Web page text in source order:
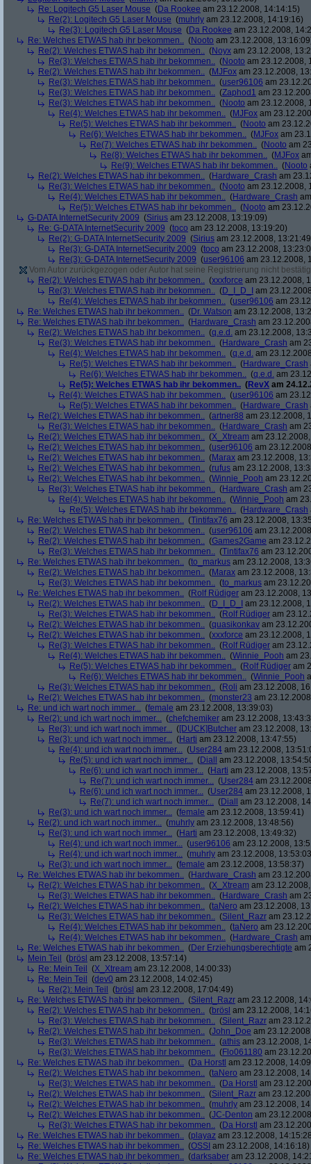
Re: Logitech G5 Laser Mouse (Da Rookee am 23.12.2008, 14:14:15)
Re(2): Logitech G5 Laser Mouse (muhrly am 23.12.2008, 14:19:16)
Re(3): Logitech G5 Laser Mouse (Da Rookee am 23.12.2008,
Re: Welches ETWAS hab ihr bekommen.. (Nooto am 23.12.2008,
Re(2): Welches ETWAS hab ihr bekommen.. (Noyx am 23.12.2008,
Re(3): Welches ETWAS hab ihr bekommen.. (Nooto am 23.12.2008,
Re(2): Welches ETWAS hab ihr bekommen.. (MJFox am 23.12.2008,
Re(3): Welches ETWAS hab ihr bekommen.. (user96106 am
Re(3): Welches ETWAS hab ihr bekommen.. (Zaphod1 am
Re(3): Welches ETWAS hab ihr bekommen.. (Nooto am 23.12.2008,
Re(4): Welches ETWAS hab ihr bekommen.. (MJFox am
Re(5): Welches ETWAS hab ihr bekommen.. (Nooto am
Re(6): Welches ETWAS hab ihr bekommen.. (MJFox am
Re(7): Welches ETWAS hab ihr bekommen.. (Nooto am
Re(8): Welches ETWAS hab ihr bekommen.. (MJFox
Re(9): Welches ETWAS hab ihr bekommen.. (Nooto
Re(2): Welches ETWAS hab ihr bekommen.. (Hardware_Crash am
Re(3): Welches ETWAS hab ihr bekommen.. (Nooto am 23.12.2008,
Re(4): Welches ETWAS hab ihr bekommen.. (Hardware_Crash
Re(5): Welches ETWAS hab ihr bekommen.. (Nooto am
G-DATA InternetSecurity 2009 (Sirius am 23.12.2008, 13:19:09)
Re: G-DATA InternetSecurity 2009 (toco am 23.12.2008, 13:19:20)
Re(2): G-DATA InternetSecurity 2009 (Sirius am 23.12.2008,
Re(3): G-DATA InternetSecurity 2009 (toco am 23.12.2008,
Re(3): G-DATA InternetSecurity 2009 (user96106 am 23.12.2008,
Vom Autor zurückgezogen oder Autor hat seine Registrierung nicht
Re(2): Welches ETWAS hab ihr bekommen.. (xxxforce am 23.12.2008,
Re(3): Welches ETWAS hab ihr bekommen.. (D_I_D_I
am
Re(4): Welches ETWAS hab ihr bekommen.. (user96106 am
Re: Welches ETWAS hab ihr bekommen.. (Dr. Watson am 23.12.2008,
Re: Welches ETWAS hab ihr bekommen.. (Hardware_Crash am
Re(2): Welches ETWAS hab ihr bekommen.. (q.e.d. am 23.12.2008,
Re(3): Welches ETWAS hab ihr bekommen.. (Hardware_Crash am
Re(4): Welches ETWAS hab ihr bekommen.. (q.e.d. am
Re(5): Welches ETWAS hab ihr bekommen.. (Hardware_Crash
Re(6): Welches ETWAS hab ihr bekommen.. (q.e.d. am
Re(5): Welches ETWAS hab ihr bekommen.. (RevX am
Re(4): Welches ETWAS hab ihr bekommen.. (user96106 am
Re(5): Welches ETWAS hab ihr bekommen.. (Hardware_Crash
Re(2): Welches ETWAS hab ihr bekommen.. (artner88 am 23.12.2008,
Re(3): Welches ETWAS hab ihr bekommen.. (Hardware_Crash am
Re(2): Welches ETWAS hab ihr bekommen.. (X_Xtream am
Re(2): Welches ETWAS hab ihr bekommen.. (user96106 am
Re(2): Welches ETWAS hab ihr bekommen.. (Marax am 23.12.2008,
Re(2): Welches ETWAS hab ihr bekommen.. (rufus am 23.12.2008,
Re(2): Welches ETWAS hab ihr bekommen.. (Winnie_Pooh am
Re(3): Welches ETWAS hab ihr bekommen.. (Hardware_Crash am
Re(4): Welches ETWAS hab ihr bekommen.. (Winnie_Pooh am
Re(5): Welches ETWAS hab ihr bekommen.. (Hardware_Crash
Re: Welches ETWAS hab ihr bekommen.. (Tintifax76 am 23.12.2008,
Re(2): Welches ETWAS hab ihr bekommen.. (user96106 am
Re(2): Welches ETWAS hab ihr bekommen.. (Games2Game am
Re(3): Welches ETWAS hab ihr bekommen.. (Tintifax76 am
Re: Welches ETWAS hab ihr bekommen.. (to_markus am 23.12.2008,
Re(2): Welches ETWAS hab ihr bekommen.. (Marax am 23.12.2008,
Re(3): Welches ETWAS hab ihr bekommen.. (to_markus am
Re: Welches ETWAS hab ihr bekommen.. (Rolf Rüdiger am 23.12.2008,
Re(2): Welches ETWAS hab ihr bekommen.. (D_I_D_I
am 23.12.2008,
Re(3): Welches ETWAS hab ihr bekommen.. (Rolf Rüdiger am
Re(2): Welches ETWAS hab ihr bekommen.. (quasikonkav am
Re(2): Welches ETWAS hab ihr bekommen.. (xxxforce am 23.12.2008,
Re(3): Welches ETWAS hab ihr bekommen.. (Rolf Rüdiger am
Re(4): Welches ETWAS hab ihr bekommen.. (Winnie_Pooh am
Re(5): Welches ETWAS hab ihr bekommen.. (Rolf Rüdiger am
Re(6): Welches ETWAS hab ihr bekommen.. (Winnie_Pooh
Re(3): Welches ETWAS hab ihr bekommen.. (Roli am 23.12.2008,
Re(2): Welches ETWAS hab ihr bekommen.. (monster23 am
Re: und ich wart noch immer... (female am 23.12.2008, 13:39:03)
Re(2): und ich wart noch immer... (chefchemiker am 23.12.2008,
Re(3): und ich wart noch immer... ([DUCK]Butcher am 23.12.2008,
Re(3): und ich wart noch immer... (Harti am 23.12.2008, 13:47:55)
Re(4): und ich wart noch immer... (User284 am 23.12.2008,
Re(5): und ich wart noch immer... (Diall
am 23.12.2008,
Re(6): und ich wart noch immer... (Harti am 23.12.2008,
Re(7): und ich wart noch immer... (User284 am
Re(6): und ich wart noch immer... (User284 am 23.12.2008,
Re(7): und ich wart noch immer... (Diall
am 23.12.2008,
Re(3): und ich wart noch immer... (female am 23.12.2008, 13:59:41)
Re(2): und ich wart noch immer... (muhrly am 23.12.2008, 13:48:56)
Re(3): und ich wart noch immer... (Harti am 23.12.2008, 13:49:32)
Re(4): und ich wart noch immer... (user96106 am 23.12.2008,
Re(4): und ich wart noch immer... (muhrly am 23.12.2008,
Re(3): und ich wart noch immer... (female am 23.12.2008, 13:58:37)
Re: Welches ETWAS hab ihr bekommen.. (Hardware_Crash am
Re(2): Welches ETWAS hab ihr bekommen.. (X_Xtream am
Re(3): Welches ETWAS hab ihr bekommen.. (Hardware_Crash am
Re(2): Welches ETWAS hab ihr bekommen.. (taNero am 23.12.2008,
Re(3): Welches ETWAS hab ihr bekommen.. (Silent_Razr am
Re(4): Welches ETWAS hab ihr bekommen.. (taNero am
Re(4): Welches ETWAS hab ihr bekommen.. (Hardware_Crash
Re: Welches ETWAS hab ihr bekommen.. (Der Erziehungsberechtigte am
Mein Teil
(brösl am 23.12.2008, 13:57:14)
Re: Mein Teil
(X_Xtream am 23.12.2008, 14:00:33)
Re: Mein Teil
(dev0 am 23.12.2008, 14:02:45)
Re(2): Mein Teil
(brösl am 23.12.2008, 17:04:49)
Re: Welches ETWAS hab ihr bekommen.. (Silent_Razr am 23.12.2008,
Re(2): Welches ETWAS hab ihr bekommen.. (brösl am 23.12.2008,
Re(3): Welches ETWAS hab ihr bekommen.. (Silent_Razr am
Re(2): Welches ETWAS hab ihr bekommen.. (John_Doe am
Re(3): Welches ETWAS hab ihr bekommen.. (athis am 23.12.2008,
Re(3): Welches ETWAS hab ihr bekommen.. (Flo061180 am
Re: Welches ETWAS hab ihr bekommen.. (Da Horstl am 23.12.2008,
Re(2): Welches ETWAS hab ihr bekommen.. (taNero am 23.12.2008,
Re(3): Welches ETWAS hab ihr bekommen.. (Da Horstl am
Re(2): Welches ETWAS hab ihr bekommen.. (Silent_Razr am
Re(2): Welches ETWAS hab ihr bekommen.. (muhrly am 23.12.2008,
Re(2): Welches ETWAS hab ihr bekommen.. (JC-Denton am
Re(3): Welches ETWAS hab ihr bekommen.. (Da Horstl am
Re: Welches ETWAS hab ihr bekommen.. (playaz am 23.12.2008,
Re: Welches ETWAS hab ihr bekommen.. (OSSI am 23.12.2008, 14:16:18)
Re: Welches ETWAS hab ihr bekommen.. (darksaber am 23.12.2008,